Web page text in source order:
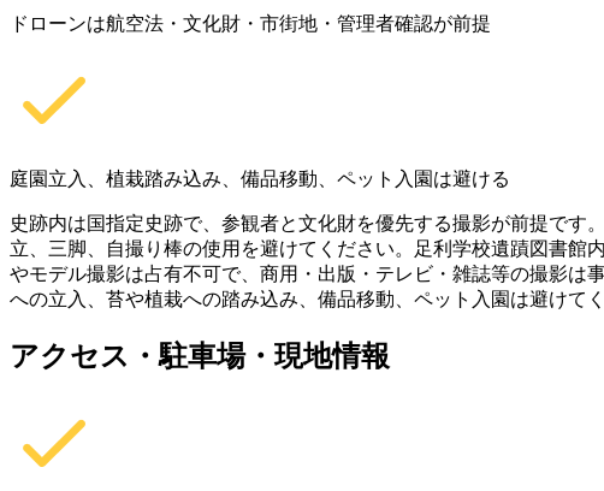
ドローンは航空法・文化財・市街地・管理者確認が前提
庭園立入、植栽踏み込み、備品移動、ペット入園は避ける
史跡内は国指定史跡で、参観者と文化財を優先する撮影が前提で
立、三脚、自撮り棒の使用を避けてください。足利学校遺蹟図書館
やモデル撮影は占有不可で、商用・出版・テレビ・雑誌等の撮影は
への立入、苔や植栽への踏み込み、備品移動、ペット入園は避けて
アクセス・駐車場・現地情報